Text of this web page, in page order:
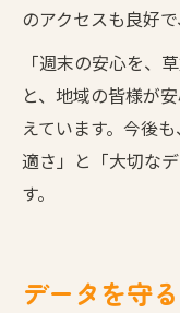
のアクセスも良好
「週末の安心を、
と、地域の皆様が
えています。今後
適さ」と「大切な
す。
データを守